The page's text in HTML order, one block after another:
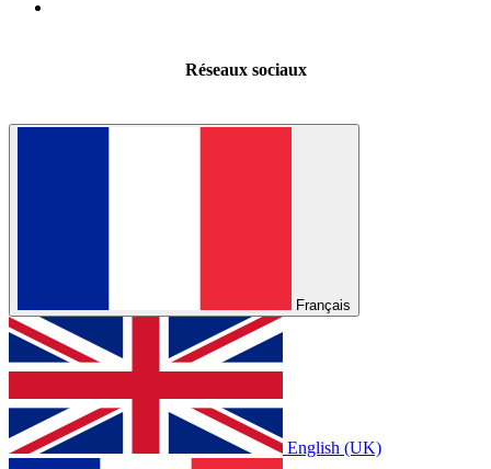
Réseaux sociaux
Français
English (UK)